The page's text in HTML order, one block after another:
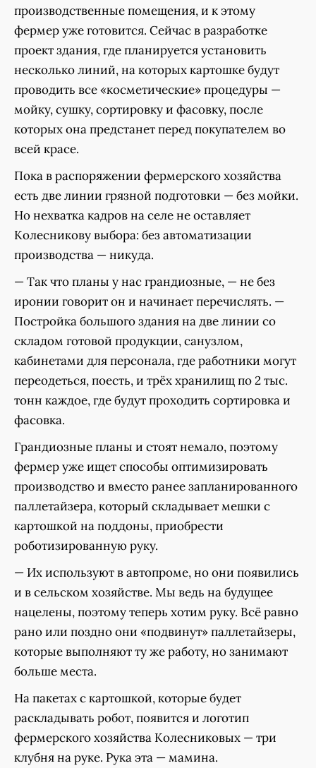
производственные помещения, и к этому
фермер уже готовится. Сейчас в разработке
проект здания, где планируется установить
несколько линий, на которых картошке будут
проводить все «косметические» процедуры —
мойку, сушку, сортировку и фасовку, после
которых она предстанет перед покупателем во
всей красе.
Пока в распоряжении фермерского хозяйства
есть две линии грязной подготовки — без мойки.
Но нехватка кадров на селе не оставляет
Колесникову выбора: без автоматизации
производства — никуда.
— Так что планы у нас грандиозные, — не без
иронии говорит он и начинает перечислять. —
Постройка большого здания на две линии со
складом готовой продукции, санузлом,
кабинетами для персонала, где работники могут
переодеться, поесть, и трёх хранилищ по 2 тыс.
тонн каждое, где будут проходить сортировка и
фасовка.
Грандиозные планы и стоят немало, поэтому
фермер уже ищет способы оптимизировать
производство и вместо ранее запланированного
паллетайзера, который складывает мешки с
картошкой на поддоны, приобрести
роботизированную руку.
— Их используют в автопроме, но они появились
и в сельском хозяйстве. Мы ведь на будущее
нацелены, поэтому теперь хотим руку. Всё равно
рано или поздно они «подвинут» паллетайзеры,
которые выполняют ту же работу, но занимают
больше места.
На пакетах с картошкой, которые будет
раскладывать робот, появится и логотип
фермерского хозяйства Колесниковых — три
клубня на руке. Рука эта — мамина.